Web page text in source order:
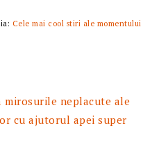
Cele mai cool stiri ale momentului
mirosurile neplacute ale
cu ajutorul apei super